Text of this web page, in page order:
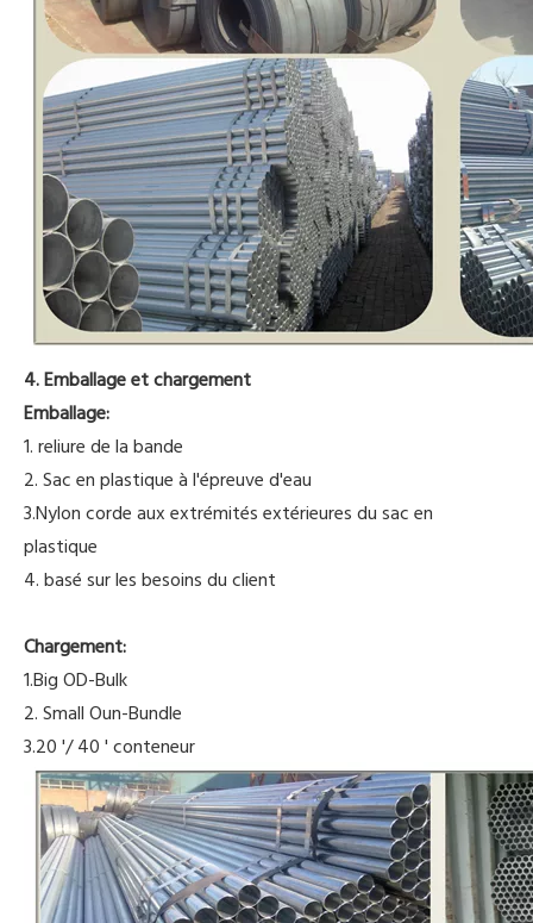
4. Emballage et chargement
Emballage:
1. reliure de la bande
2. Sac en plastique à l'épreuve d'eau
3.Nylon corde aux extrémités extérieures du sac en
plastique
4. basé sur les besoins du client
Chargement:
1.Big OD-Bulk
2. Small Oun-Bundle
3.20 '/ 40 ' conteneur